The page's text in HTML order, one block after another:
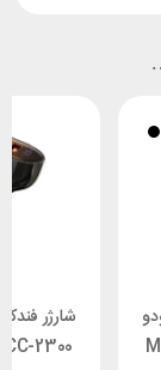
شارژر
2300